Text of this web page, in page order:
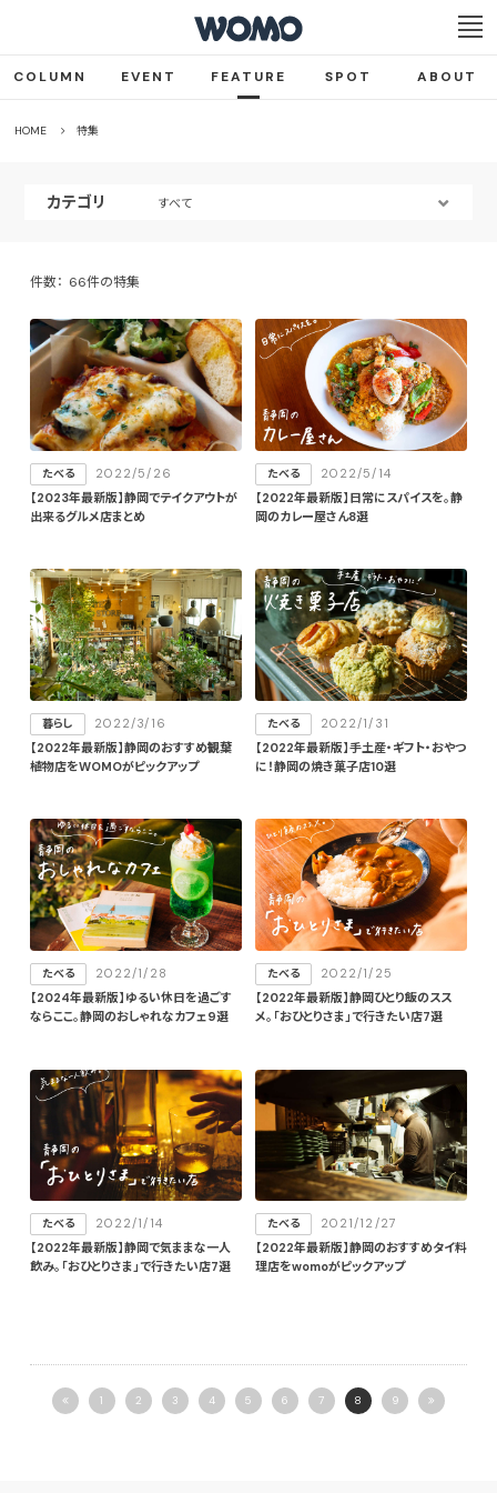
COLUMN EVENT FEATURE SPOT ABOUT
HOME 特集
カテゴリ すべて
件数： 66件の特集
たべる
2022/5/26
【2023年最新版】静岡でテイクアウトが
出来るグルメ店まとめ
たべる
2022/5/14
【2022年最新版】日常にスパイスを。静
岡のカレー屋さん8選
暮らし
2022/3/16
【2022年最新版】静岡のおすすめ観葉
植物店をWOMOがピックアップ
たべる
2022/1/31
【2022年最新版】手土産・ギフト・おやつ
に！静岡の焼き菓子店10選
たべる
2022/1/28
【2024年最新版】ゆるい休日を過ごす
ならここ。静岡のおしゃれなカフェ9選
たべる
2022/1/25
【2022年最新版】静岡ひとり飯のスス
メ。「おひとりさま」で行きたい店7選
たべる
2022/1/14
【2022年最新版】静岡で気ままな一人
飲み。「おひとりさま」で行きたい店7選
たべる
2021/12/27
【2022年最新版】静岡のおすすめタイ料
理店をwomoがピックアップ
1 2 3 4 5 6 7 8 9